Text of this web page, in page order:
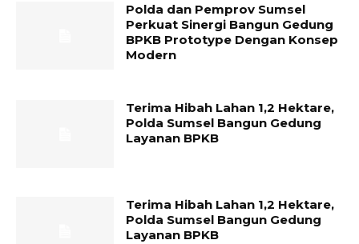
Polda dan Pemprov Sumsel
Perkuat Sinergi Bangun Gedung
BPKB Prototype Dengan Konsep
Modern
Terima Hibah Lahan 1,2 Hektare,
Polda Sumsel Bangun Gedung
Layanan BPKB
Terima Hibah Lahan 1,2 Hektare,
Polda Sumsel Bangun Gedung
Layanan BPKB